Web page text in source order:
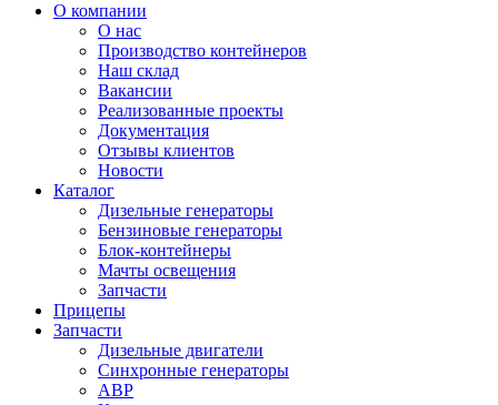
О компании
О нас
Производство контейнеров
Наш склад
Вакансии
Реализованные проекты
Документация
Отзывы клиентов
Новости
Каталог
Дизельные генераторы
Бензиновые генераторы
Блок-контейнеры
Мачты освещения
Запчасти
Прицепы
Запчасти
Дизельные двигатели
Синхронные генераторы
АВР